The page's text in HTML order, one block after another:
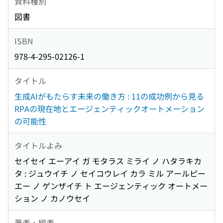
図書
ISBN
978-4-295-02126-1
タイトル
生成AIがもたらす未来の働き方 : 11の成功例から見る
RPAの現在地とエージェンティックオートメーション
の可能性
タイトルよみ
セイセイ エーアイ ガ モタラス ミライ ノ ハタラキカ
タ : ジュウイチ ノ セイコウレイ カラ ミル アールピー
エー ノ ゲンザイチ ト エージェンティック オートメー
ション ノ カノウセイ